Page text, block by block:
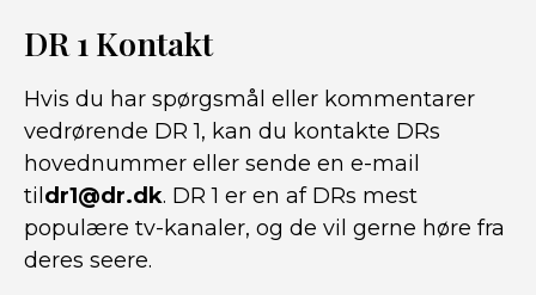
DR 1 Kontakt
Hvis du har spørgsmål eller kommentarer
vedrørende DR 1, kan du kontakte DRs
hovednummer eller sende en e-mail
til dr1@dr.dk. DR 1 er en af DRs mest
populære tv-kanaler, og de vil gerne høre fra
deres seere.